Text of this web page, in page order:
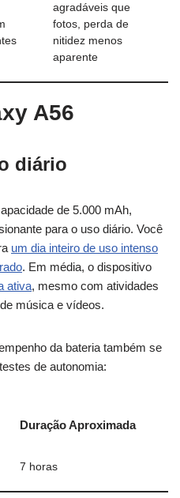
agradáveis que
fotos, perda de
nitidez menos
aparente
A56
diário
de 5.000 mAh,
para o uso diário. Você
um dia inteiro de uso intenso
. Em média, o dispositivo
ativa, mesmo com atividades
música e vídeos.
da bateria também se
de autonomia:
Duração Aproximada
7 horas